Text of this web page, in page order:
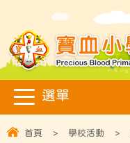
首頁 > 學校活動 >